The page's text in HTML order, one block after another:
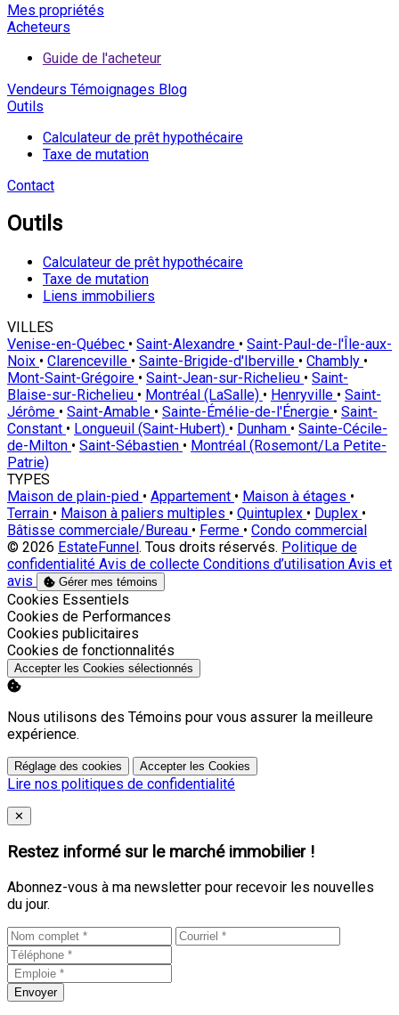
Mes propriétés
Acheteurs
Guide de l'acheteur
Vendeurs Témoignages Blog
Outils
Calculateur de prêt hypothécaire
Taxe de mutation
Contact
Outils
Calculateur de prêt hypothécaire
Taxe de mutation
Liens immobiliers
VILLES
Venise-en-Québec • Saint-Alexandre • Saint-Paul-de-l'Île-aux-
Noix • Clarenceville • Sainte-Brigide-d'Iberville • Chambly •
Mont-Saint-Grégoire • Saint-Jean-sur-Richelieu • Saint-
Blaise-sur-Richelieu • Montréal (LaSalle) • Henryville • Saint-
Jérôme • Saint-Amable • Sainte-Émélie-de-l'Énergie • Saint-
Constant • Longueuil (Saint-Hubert) • Dunham • Sainte-Cécile-
de-Milton • Saint-Sébastien • Montréal (Rosemont/La Petite-
Patrie)
TYPES
Maison de plain-pied • Appartement • Maison à étages •
Terrain • Maison à paliers multiples • Quintuplex • Duplex •
Bâtisse commerciale/Bureau • Ferme • Condo commercial
© 2026 EstateFunnel . Tous droits réservés. Politique de
confidentialité Avis de collecte Conditions d’utilisation Avis et
avis
Gérer mes témoins
Activer
Cookies Essentiels
Activer
Cookies de Performances
Activer
Cookies publicitaires
Activer
Cookies de fonctionnalités
Accepter les Cookies sélectionnés
Nous utilisons des Témoins pour vous assurer la meilleure
expérience.
Réglage des cookies Accepter les Cookies
Lire nos politiques de confidentialité
Close
✕
Restez informé sur le marché immobilier !
Abonnez-vous à ma newsletter pour recevoir les nouvelles
du jour.
Envoyer